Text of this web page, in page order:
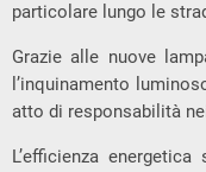
particolare lungo le
Grazie alle nuove
l’inquinamento
atto di responsabilità
L’efficienza